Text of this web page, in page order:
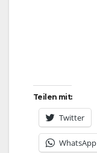
Teilen mit:
Twitter
WhatsApp